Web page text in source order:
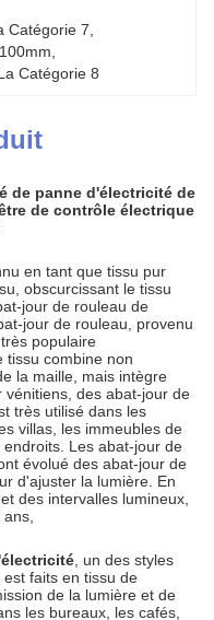
Catégorie 7
Catégorie 8
de panne d'électricité de
de contrôle électrique
en tant que tissu pur
obscurcissant le tissu
jour de rouleau de
jour de rouleau
provenu
populaire
tissu combine non
la maille, mais intègre
des abat-jour de
très utilisé dans les
villas, les immeubles de
Les abat-jour de
évolué des abat-jour de
d'ajuster la lumière. En
des intervalles lumineux,
, un des styles
faits en tissu de
de la lumière et de
les bureaux, les cafés,